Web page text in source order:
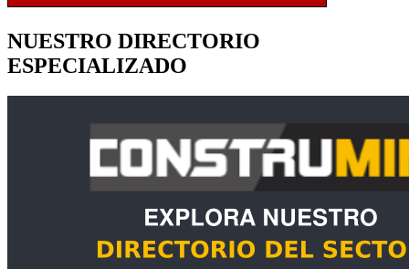
NUESTRO DIRECTORIO
ESPECIALIZADO